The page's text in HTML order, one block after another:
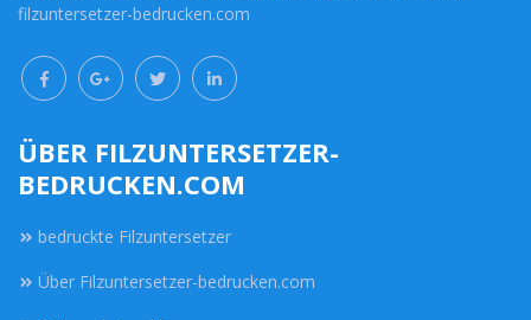
filzuntersetzer-bedrucken.com
ÜBER FILZUNTERSETZER-
BEDRUCKEN.COM
bedruckte Filzuntersetzer
Über Filzuntersetzer-bedrucken.com